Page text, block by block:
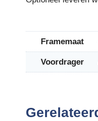
Framemaat
Voordrager